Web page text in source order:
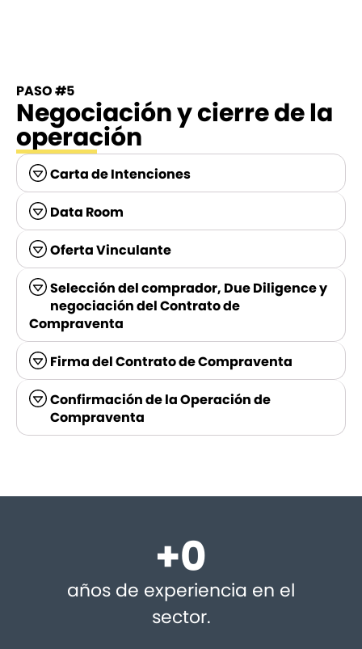
PASO #5
Negociación y cierre de la
operación
Carta de Intenciones
Data Room
Oferta Vinculante
Selección del comprador, Due Diligence y
negociación del Contrato de
Compraventa
Firma del Contrato de Compraventa
Confirmación de la Operación de
Compraventa
+0
años de experiencia en el
sector.